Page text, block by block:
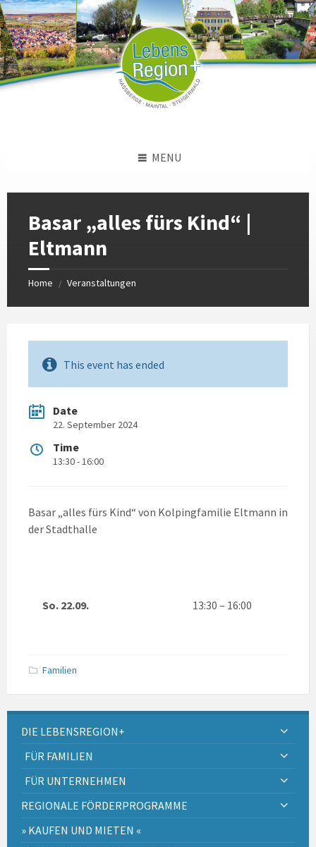
Skip
to
content
Skip
to
left
sidebar
Skip
to
footer
MENU
Basar „alles fürs Kind“ |
Eltmann
Home / Veranstaltungen
This event has ended
Date
22. September 2024
Time
13:30 - 16:00
Basar „alles fürs Kind“ von Kolpingfamilie Eltmann in
der Stadthalle
So. 22.09. 13:30 – 16:00
Familien
DIE LEBENSREGION+
FÜR FAMILIEN
FÜR UNTERNEHMEN
REGIONALE FÖRDERPROGRAMME
» KAUFEN UND MIETEN «